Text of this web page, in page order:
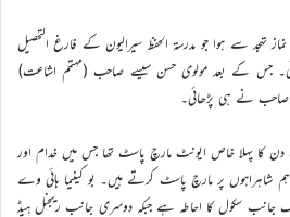
سے ہوا جو مدرسۃ الحفظ سیرالیون کے فارغ التحصیل
جس کے بعد مولوی حسن سیسے صاحب (مہتمم اشاعت)
صاحب نے ہی پڑھائی۔
کا پہلا خاص ایونٹ مارچ پاسٹ تھا جس میں خدام اور
شاہراہوں پر مارچ پاسٹ کرتے ہیں۔ بو کینیما ہائی وے
ایک جانب سکول کا احاطہ ہے جبکہ دوسری جانب ریجنل ہیڈ